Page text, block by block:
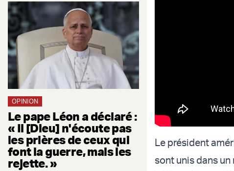
OPINION
Le pape Léon a déclaré :
« Il [Dieu] n'écoute pas
les prières de ceux qui
font la guerre, mais les
rejette. »
Le président
sont unis dans